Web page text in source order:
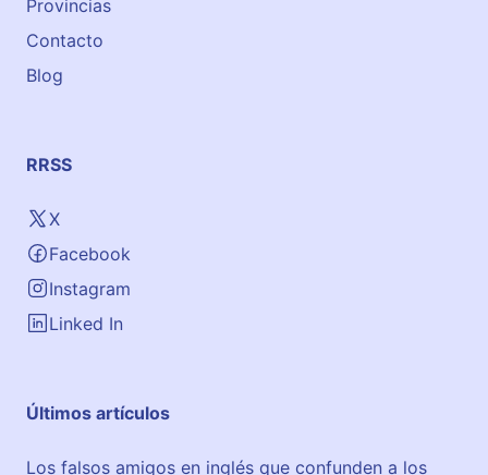
Provincias
Contacto
Blog
RRSS
X
Facebook
Instagram
Linked In
Últimos artículos
Los falsos amigos en inglés que confunden a los